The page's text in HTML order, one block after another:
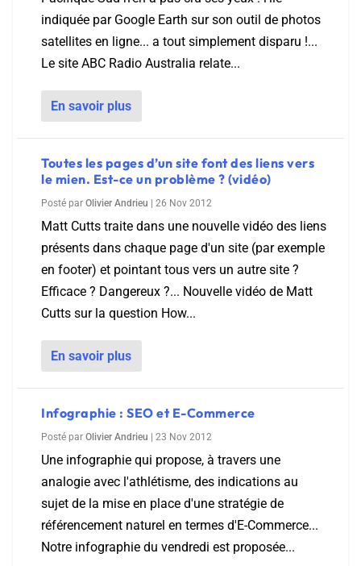
indiquée par Google Earth sur son outil de photos
satellites en ligne... a tout simplement disparu !...
Le site ABC Radio Australia relate...
En savoir plus
Toutes les pages d’un site font des liens vers
le mien. Est-ce un problème ? (vidéo)
Posté par Olivier Andrieu 26 Nov 2012
Matt Cutts traite dans une nouvelle vidéo des liens
présents dans chaque page d'un site (par exemple
en footer) et pointant tous vers un autre site ?
Efficace ? Dangereux ?... Nouvelle vidéo de Matt
Cutts sur la question How...
En savoir plus
Infographie : SEO et E-Commerce
Posté par Olivier Andrieu 23 Nov 2012
Une infographie qui propose, à travers une
analogie avec l'athlétisme, des indications au
sujet de la mise en place d'une stratégie de
référencement naturel en termes d'E-Commerce...
Notre infographie du vendredi est proposée...